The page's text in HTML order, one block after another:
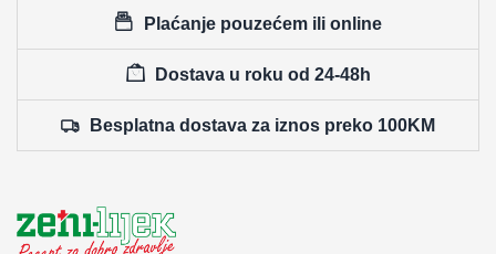
Plaćanje pouzećem ili online
Dostava u roku od 24-48h
Besplatna dostava za iznos preko 100KM